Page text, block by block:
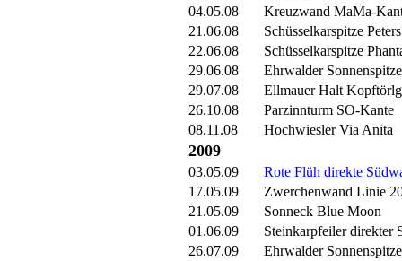
04.05.08
Kreuzwand MaMa-
21.06.08
Schüsselkarspitze
22.06.08
Schüsselkarspitze
29.06.08
Ehrwalder
29.07.08
Ellmauer Halt
26.10.08
Parzinnturm SO-Kante
08.11.08
Hochwiesler Via Anita
2009
03.05.09
Rote Flüh direkte
17.05.09
Zwerchenwand Linie
21.05.09
Sonneck Blue Moon
01.06.09
Steinkarpfeiler direkter
26.07.09
Ehrwalder